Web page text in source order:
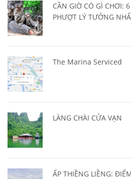
CẦN GIỜ CÓ GÌ CHƠI:
PHƯỢT LÝ TƯỞNG
The Marina Serviced
LÀNG CHÀI CỬA VẠN
ẤP THIỀNG LIỀNG: